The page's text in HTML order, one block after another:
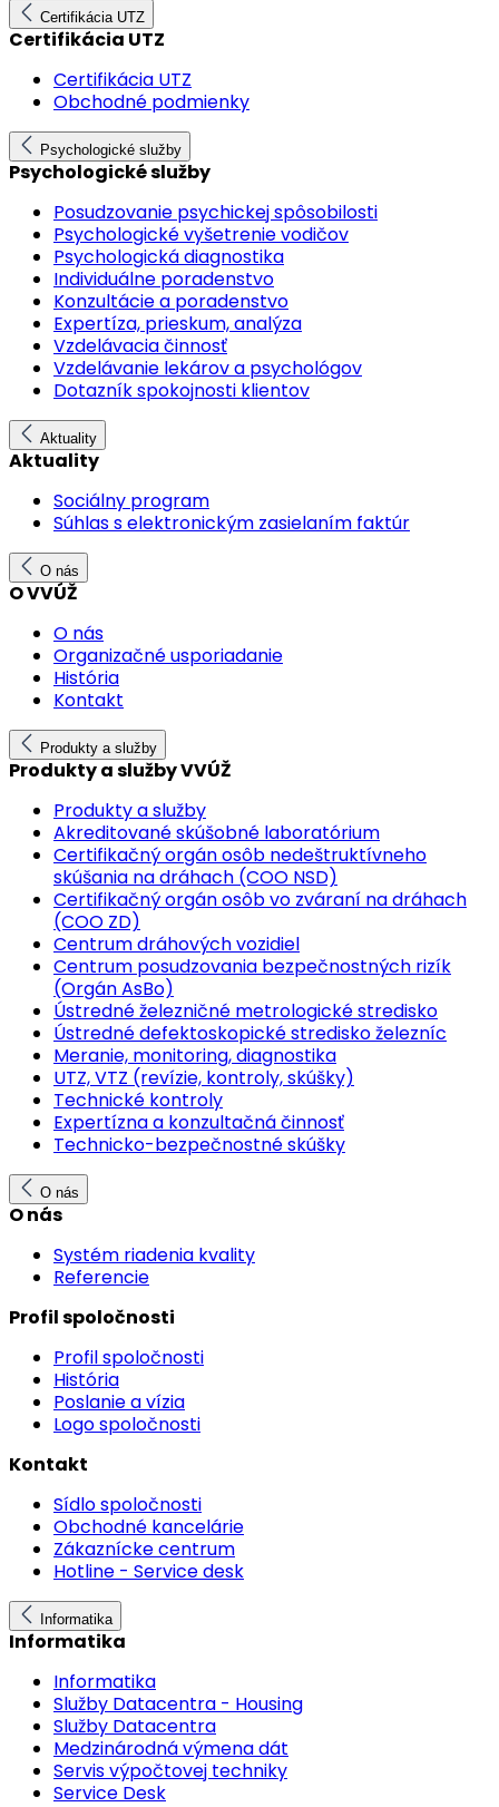
Certifikácia UTZ
Certifikácia UTZ
Certifikácia UTZ
Obchodné podmienky
Psychologické služby
Psychologické služby
Posudzovanie psychickej spôsobilosti
Psychologické vyšetrenie vodičov
Psychologická diagnostika
Individuálne poradenstvo
Konzultácie a poradenstvo
Expertíza, prieskum, analýza
Vzdelávacia činnosť
Vzdelávanie lekárov a psychológov
Dotazník spokojnosti klientov
Aktuality
Aktuality
Sociálny program
Súhlas s elektronickým zasielaním faktúr
O nás
O VVÚŽ
O nás
Organizačné usporiadanie
História
Kontakt
Produkty a služby
Produkty a služby VVÚŽ
Produkty a služby
Akreditované skúšobné laboratórium
Certifikačný orgán osôb nedeštruktívneho
skúšania na dráhach (COO NSD)
Certifikačný orgán osôb vo zváraní na dráhach
(COO ZD)
Centrum dráhových vozidiel
Centrum posudzovania bezpečnostných rizík
(Orgán AsBo)
Ústredné železničné metrologické stredisko
Ústredné defektoskopické stredisko železníc
Meranie, monitoring, diagnostika
UTZ, VTZ (revízie, kontroly, skúšky)
Technické kontroly
Expertízna a konzultačná činnosť
Technicko-bezpečnostné skúšky
O nás
O nás
Systém riadenia kvality
Referencie
Profil spoločnosti
Profil spoločnosti
História
Poslanie a vízia
Logo spoločnosti
Kontakt
Sídlo spoločnosti
Obchodné kancelárie
Zákaznícke centrum
Hotline - Service desk
Informatika
Informatika
Informatika
Služby Datacentra - Housing
Služby Datacentra
Medzinárodná výmena dát
Servis výpočtovej techniky
Service Desk